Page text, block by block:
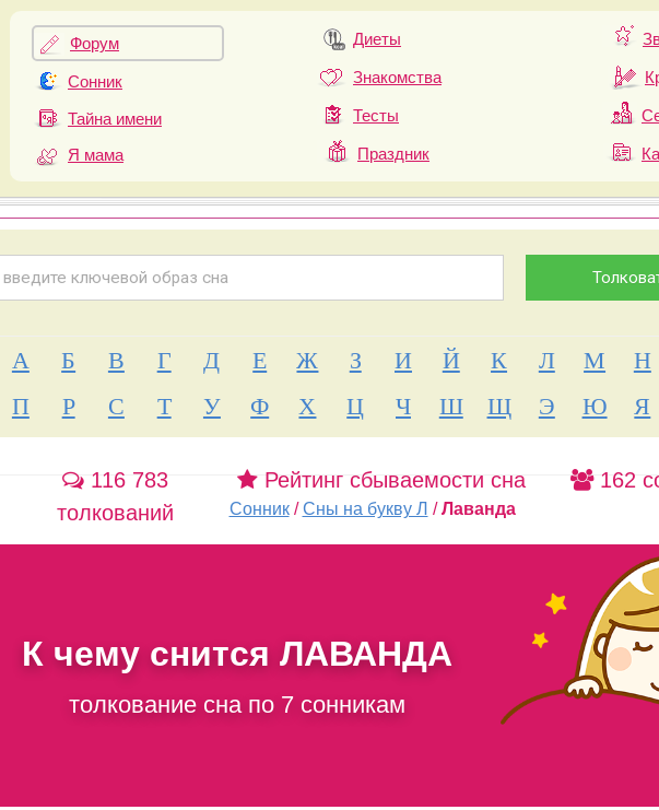
Форум
Сонник
Тайна имени
Я мама
Диеты
Знакомства
Тесты
Праздник
А Б В Г Д Е Ж З И Й К Л М Н
П
Р С Т У Ф Х Ц Ч Ш Щ Э Ю Я
116 783
толкований
Рейтинг сбываемости сна 162
Сонник /Сны на букву Л /Лаванда
К чему снится ЛАВАНДА
толкование сна по 7 сонникам